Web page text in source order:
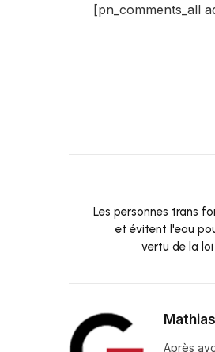
[pn_comments_all
Les personnes trans
et évitent l'eau
vertu de la
Après